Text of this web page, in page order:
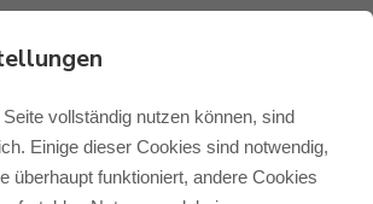
Audio
ist zurück in
– Mit einem
vollständig nutzen können, sind
Einige dieser Cookies sind notwendig,
überhaupt funktioniert, andere Cookies